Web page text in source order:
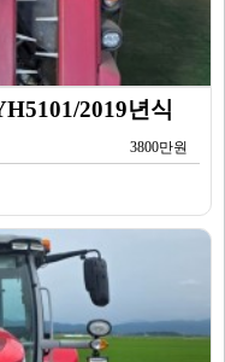
2019년식
3800만원